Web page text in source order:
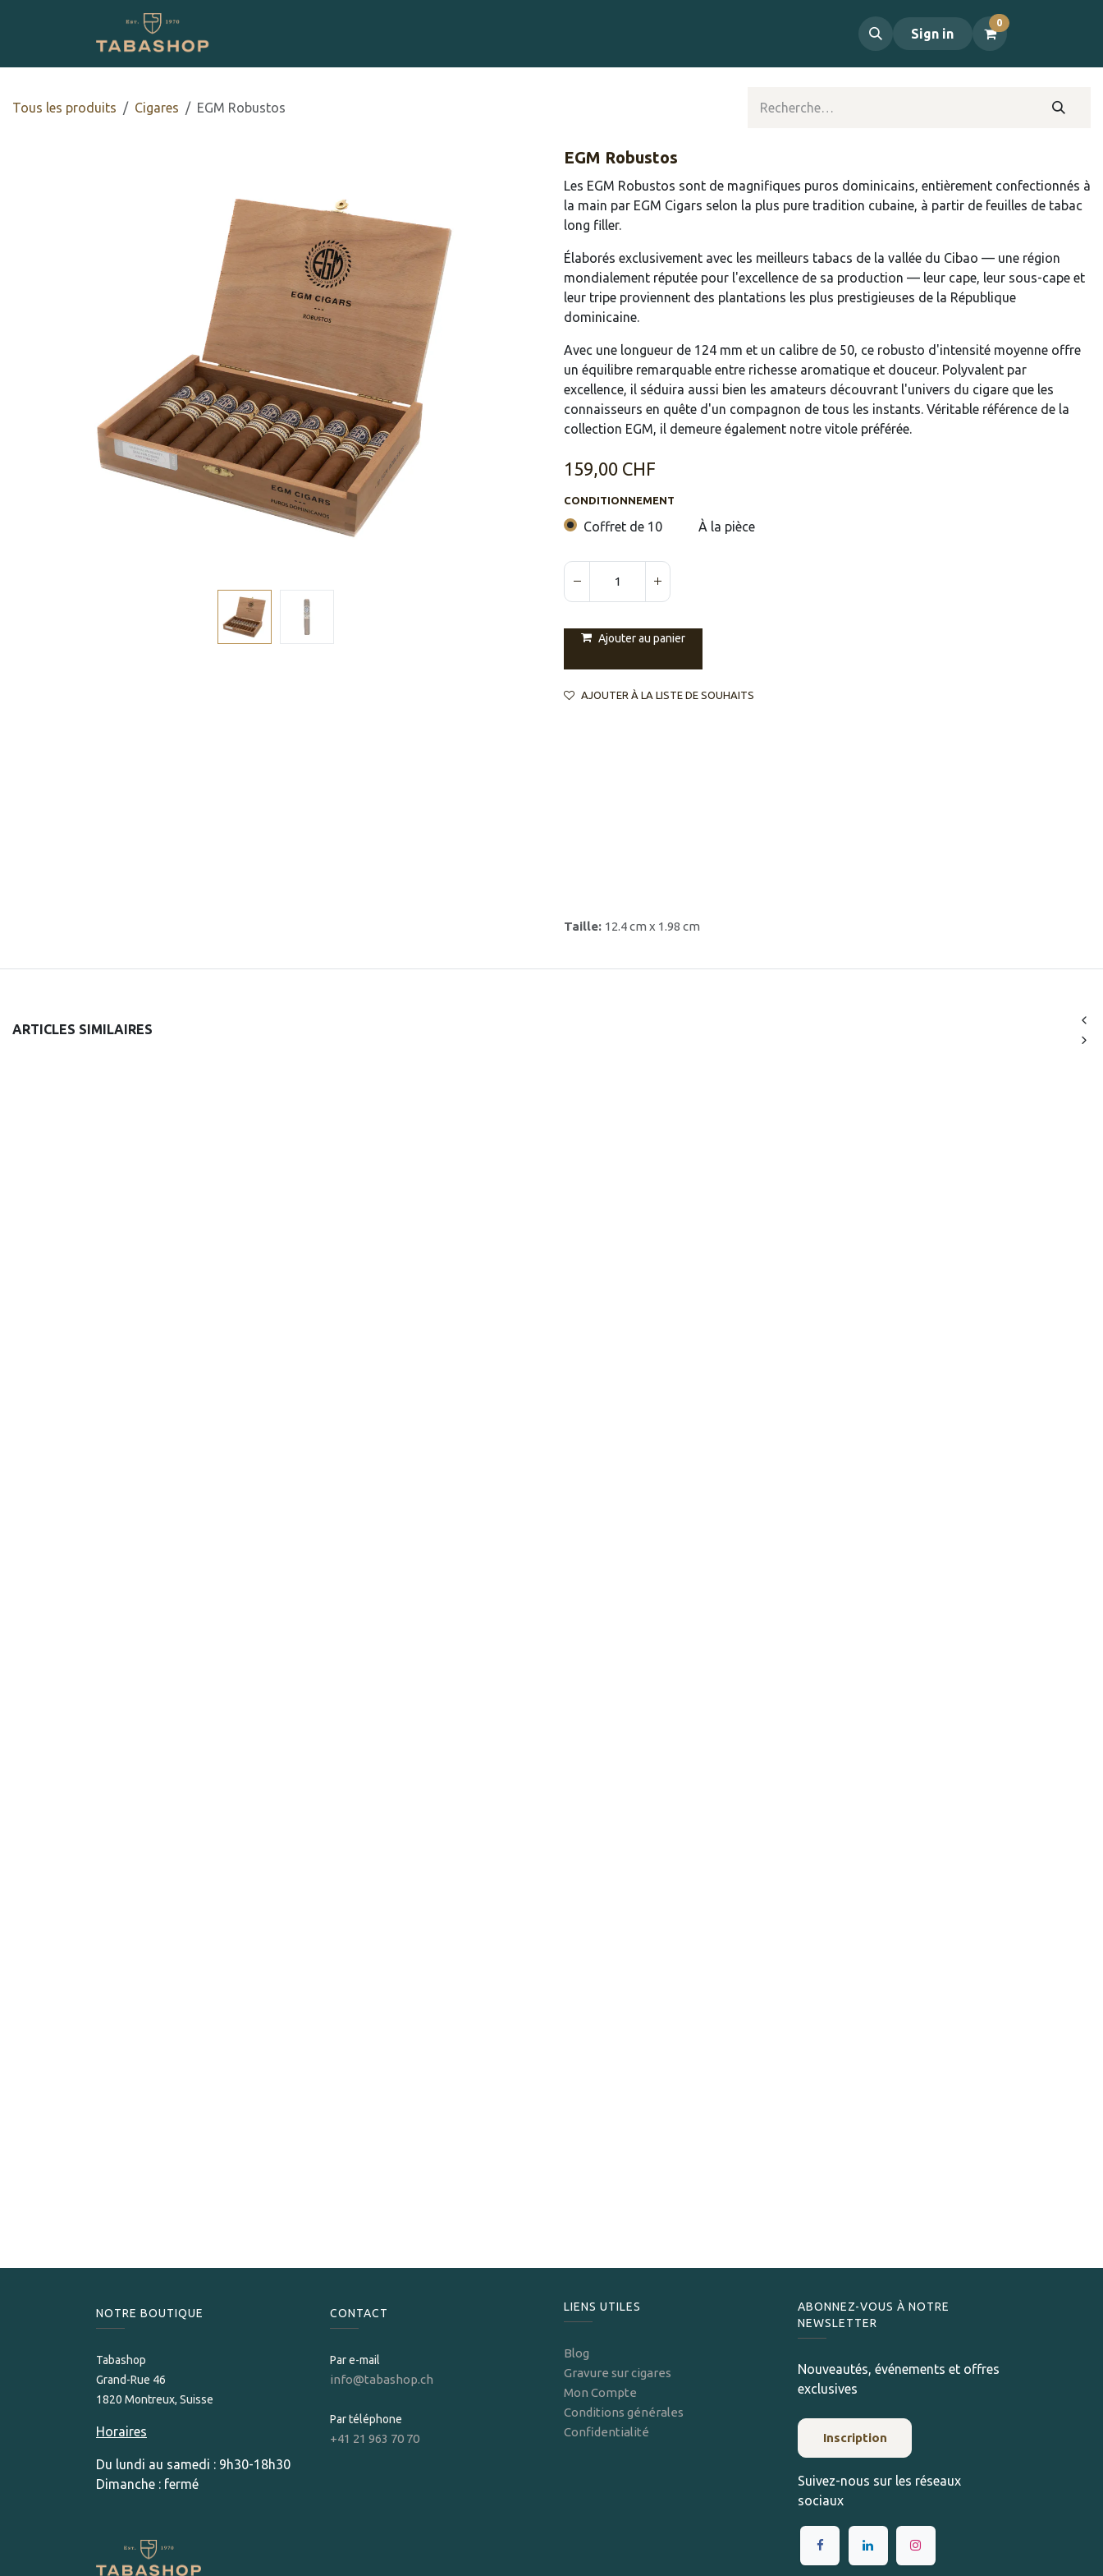
Sign in
0
Tous les produits ​​​Cigares EGM Robustos
EGM Robustos
Les EGM Robustos sont de magnifiques puros dominicains, entièrement confectionnés à
la main par EGM Cigars selon la plus pure tradition cubaine, à partir de feuilles de tabac
long filler.
Élaborés exclusivement avec les meilleurs tabacs de la vallée du Cibao — une région
mondialement réputée pour l'excellence de sa production — leur cape, leur sous-cape et
leur tripe proviennent des plantations les plus prestigieuses de la République
dominicaine.
Avec une longueur de 124 mm et un calibre de 50, ce robusto d'intensité moyenne offre
un équilibre remarquable entre richesse aromatique et douceur. Polyvalent par
excellence, il séduira aussi bien les amateurs découvrant l'univers du cigare que les
connaisseurs en quête d'un compagnon de tous les instants. Véritable référence de la
collection EGM, il demeure également notre vitole préférée.
159,00 CHF
CONDITIONNEMENT
Coffret de 10 À la pièce
Ajouter au panier
AJOUTER À LA LISTE DE SOUHAITS
Taille: 12.4 cm x 1.98 cm
ARTICLES SIMILAIRES
NOTRE BOUTIQUE
Tabashop
Grand-Rue 46
1820 Montreux, Suisse
Horaires
Du lundi au samedi : 9h30-18h30
Dimanche : fermé
CONTACT
Par e-mail
info@tabashop.ch
Par téléphone
+41 21 963 70 70
LIENS UTILES
Blog
Gravure sur cigares
Mon Compte
Conditions générales
Confidentialité
ABONNEZ-VOUS À NOTRE
NEWSLETTER
Nouveautés, événements et offres
exclusives
Inscription
Suivez-nous sur les réseaux
sociaux